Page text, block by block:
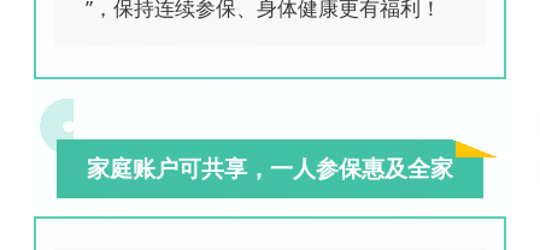
”，保持连续参保、身体健康更有福利！
家庭账户可共享，一人参保惠及全家